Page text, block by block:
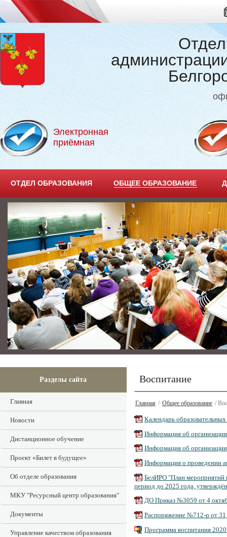
Электронная
приёмная
ОТДЕЛ ОБРАЗОВАНИЯ ОБЩЕЕ ОБРАЗОВАНИЕ
Разделы сайта
Главная
Новости
Дистанционное обучение
Проект «Билет в будущее»
Об отделе образования
МКУ "Ресурсный центр образования"
Документы
Управление качеством образования
Воспитание
Главная / Общее образование /
Календарь
Информация об
Информация об
Информация о проведении
БелИРО "План мероприятий
период до 2025 года,
ДО Приказ №3059 от 4
Распоряжение №712-р от 31
Программа воспитания